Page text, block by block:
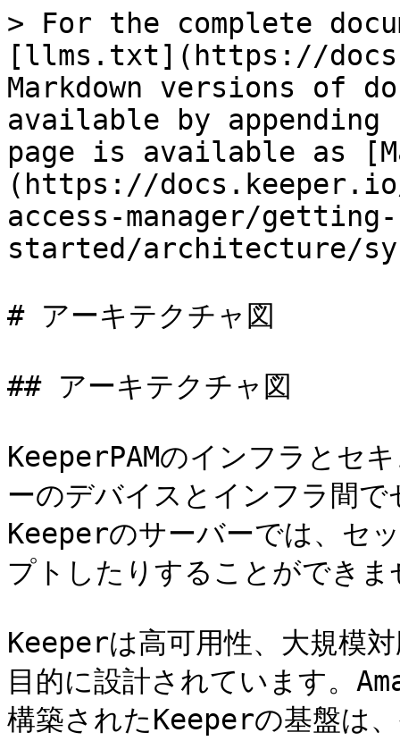
> For the complete
[llms.txt](https://
Markdown versions of
available by
page is available as
(https://
access-manager/getting-
started/architecture/
# アーキテクチャ図
## アーキテクチャ図
KeeperPAMのインフラとセ
ーのデバイスとインフラ間
Keeperのサーバーでは、セ
プトしたりすることができま
Keeperは高可用性、大規模
目的に設計されています。
構築されたKeeperの基盤は